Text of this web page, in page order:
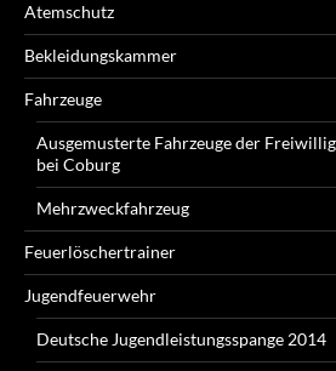
Atemschutz
Bekleidungskammer
Fahrzeuge
Ausgemusterte Fahrzeuge der
bei Coburg
Mehrzweckfahrzeug
Feuerlöschertrainer
Jugendfeuerwehr
Deutsche Jugendleistungsspange 2014